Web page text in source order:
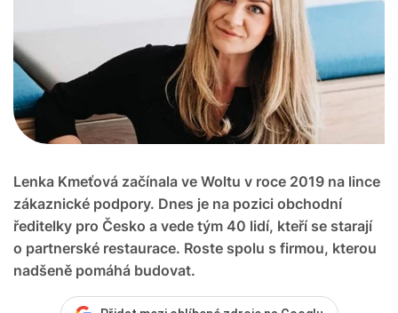
Lenka Kmeťová začínala ve Woltu v roce 2019 na lince
zákaznické podpory. Dnes je na pozici obchodní
ředitelky pro Česko a vede tým 40 lidí, kteří se starají
o partnerské restaurace. Roste spolu s firmou, kterou
nadšeně pomáhá budovat.